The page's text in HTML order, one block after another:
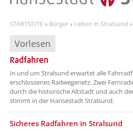
STARTSEITE Bürger Leben in Stralsund
Vorlesen
Radfahren
In und um Stralsund erwartet alle
erschlossenes Radwegenetz. Zwei
durch die historische Altstadt und auch
stimmt in der Hansestadt Stralsund.
Sicheres Radfahren in Stralsund